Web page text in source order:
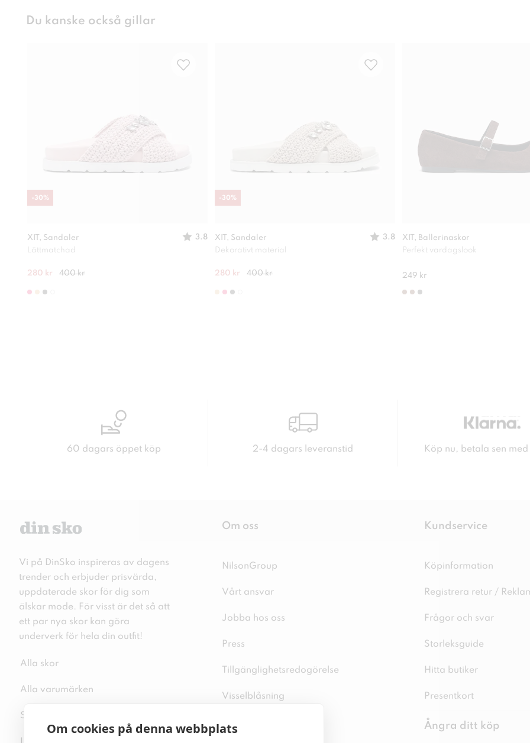
Om cookies på denna webbplats
Du kanske också gillar
XIT, Sandaler
3.8
Lättmatchad
280 kr 400 kr
-30%
XIT, Sandaler
3.8
Dekorativt material
280 kr 400 kr
-30%
XIT, Ballerinaskor
Perfekt vardagslook
249 kr
60 dagars öppet köp 2-4 dagars leveranstid Köp nu, betala sen
Vi på DinSko inspireras av dagens
trender och erbjuder prisvärda,
uppdaterade skor för dig som
älskar mode. För visst är det så att
ett par nya skor kan göra
underverk för hela din outfit!
Alla skor
Alla varumärken
Sitemap
Om oss
NilsonGroup
Vårt ansvar
Jobba hos oss
Press
Tillgänglighetsredogörelse
Visselblåsning
Kundservice
Köpinformation
Registrera retur /
Frågor och svar
Storleksguide
Hitta butiker
Presentkort
Ångra ditt köp